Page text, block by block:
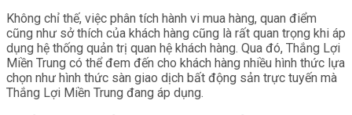
Không chỉ thế, việc phân tích hành vi mua hàng, quan điểm
cũng như sở thích của khách hàng cũng là rất quan trọng khi áp
dụng hệ thống quản trị quan hệ khách hàng. Qua đó, Thắng Lợi
Miền Trung có thể đem đến cho khách hàng nhiều hình thức lựa
chọn như hình thức sàn giao dịch bất động sản trực tuyến mà
Thắng Lợi Miền Trung đang áp dụng.